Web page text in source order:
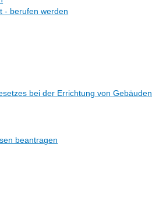
- berufen werden
bei der Errichtung von Gebäuden
beantragen